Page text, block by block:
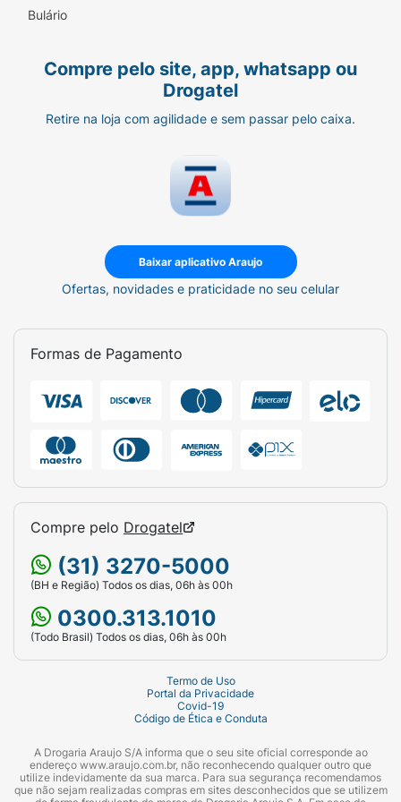
Bulário
Compre pelo site, app, whatsapp ou
Drogatel
Retire na loja com agilidade e sem passar pelo caixa.
Baixar aplicativo Araujo
Ofertas, novidades e praticidade no seu celular
Formas de Pagamento
Compre pelo Drogatel
(31) 3270-5000
(BH e Região) Todos os dias, 06h às 00h
0300.313.1010
(Todo Brasil) Todos os dias, 06h às 00h
Termo de Uso
Portal da Privacidade
Covid-19
Código de Ética e Conduta
A Drogaria Araujo S/A informa que o seu site oficial corresponde ao
endereço www.araujo.com.br, não reconhecendo qualquer outro que
utilize indevidamente da sua marca. Para sua segurança recomendamos
que não sejam realizadas compras em sites desconhecidos que se utilizem